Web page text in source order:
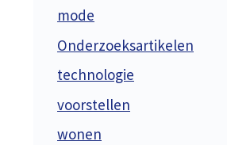
mode
Onderzoeksartikelen
technologie
voorstellen
wonen